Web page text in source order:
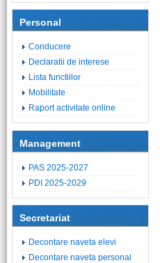
Personal
Conducere
Declaratii de interese
Lista functiilor
Mobilitate
Raport activitate online
Management
PAS 2025-2027
PDI 2025-2029
Secretariat
Decontare naveta elevi
Decontare naveta personal